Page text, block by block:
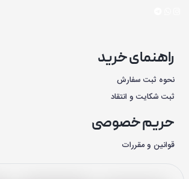
راهنمای خرید
نحوه ثبت سفارش
ثبت شکایت و انتقاد
حریم خصوصی
قوانین و مقررات